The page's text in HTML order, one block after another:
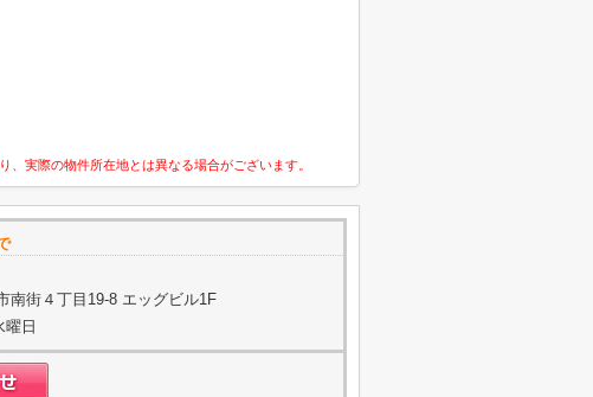
実際の物件所在地とは異なる場合がございます。
南街４丁目19-8 エッグビル1F
日